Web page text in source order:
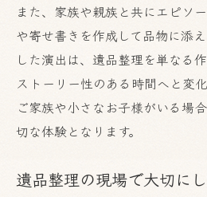
遺品整理を通じて心を
遺品整理で実感する家
遺品整理と向き合う気
遺品整理における気持ちと
遺品整理で感情と現実
現実的な遺品整理の進
また、家族や親族と共にエピソ
や寄せ書きを作成して品物に添
した演出は、遺品整理を単なる
ストーリー性のある時間へと変
ご家族や小さなお子様がいる場
切な体験となります。
遺品整理の現場で大切に